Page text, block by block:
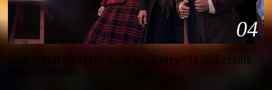
04
‘The Artful Dodger’, Hulu ve Disney+’ta 3. Sezonla